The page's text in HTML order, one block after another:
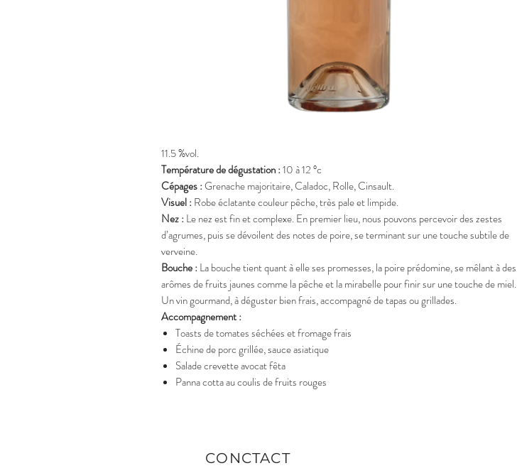
11.5 %vol.
Température de dégustation :10 à 12 °c
Cépages :Grenache majoritaire, Caladoc, Rolle, Cinsault.
Visuel : Robe éclatante couleur pêche, très pale et limpide.
Nez : Le nez est fin et complexe. En premier lieu, nous pouvons percevoir des zestes
d’agrumes, puis se dévoilent des notes de poire, se terminant sur une touche subtile de
verveine.
Bouche : La bouche tient quant à elle ses promesses, la poire prédomine, se mêlant à des
arômes de fruits jaunes comme la pêche et la mirabelle pour finir sur une touche de miel.
Un vin gourmand, à déguster bien frais, accompagné de tapas ou grillades.
Accompagnement :
Toasts de tomates séchées et fromage frais
Échine de porc grillée, sauce asiatique
Salade crevette avocat fêta
Panna cotta au coulis de fruits rouges
CONCTACT